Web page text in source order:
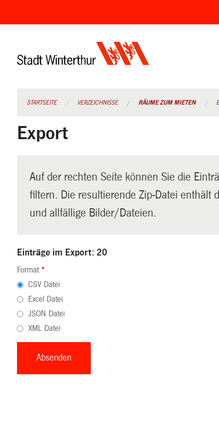
überspringen
STARTSEITE VERZEICHNISSE RÄUME ZUM MIETEN
Export
Auf der rechten Seite können Sie die
filtern. Die resultierende Zip-Datei enthält
und allfällige Bilder/Dateien.
Einträge im Export: 20
Format *
CSV Datei
Excel Datei
JSON Datei
XML Datei